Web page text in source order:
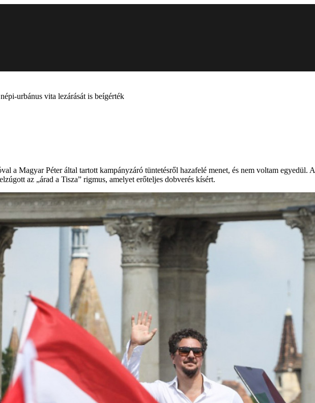
urbánus vita lezárását is beígérték
a Magyar Péter által tartott kampányzáró tüntetésről hazafelé menet, és nem voltam egyedül. A
az „árad a Tisza” rigmus, amelyet erőteljes dobverés kísért.